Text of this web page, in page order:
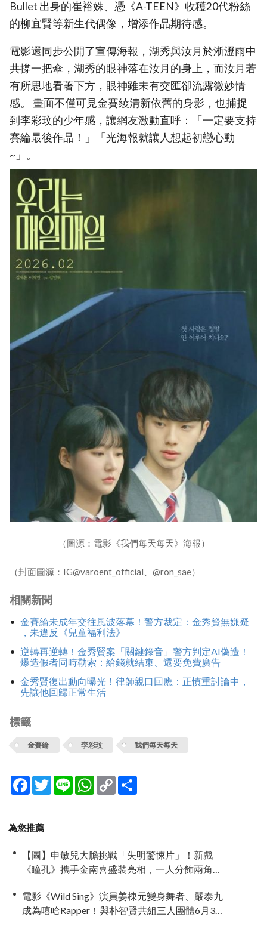
Bullet 出身的崔裕姝、憑《A-TEEN》收穫20代粉絲
的柳宜賢等新生代偶像，增添作品期待感。
電影還同步公開了宣傳海報，湖秀與汝月於淅瀝雨中
共撐一把傘，湖秀的眼神落在汝月的身上，而汝月若
有所思地看著下方，眼神雖未有交匯卻流露微妙情
感。 畫面不僅可見金賽綾清新依舊的身影，也捕捉
到李彩玟的少年感，讓網友激動直呼：「一定要支持
賽綸最後作品！」「光海報就讓人想起初戀心動
~」。
（圖源：電影《我們每天每天》海報）
（封面圖源：IG@varoent_official、@ron_sae）
相關新聞
金賽綸未成年交往風波落幕！警方裁定：金秀賢無嫌疑
，未違反《兒童福利法》
逆轉再逆轉！金秀賢案「關鍵錄音」警方判定AI偽造！
爆造假者同時勒索：給錢就結束、還要免費廣告
金秀賢復出動向曝光！律師親口回應：正慎重討論中，
先讓他回歸正常生活
標籤
金賽綸 李彩玟 我們每天每天
Facebook
TwitterLine WhatsApp
Copy
Link
為您推薦
【圖】申敏兒大膽挑戰「失明驚悚片」！新戲
《瞳孔》攜手金南喜盛裝亮相，一人分飾兩角
電影《Wild Sing》演員姜棟元變身舞者、嚴泰九
成為嘻哈Rapper！與朴智賢共組三人團體6月3日